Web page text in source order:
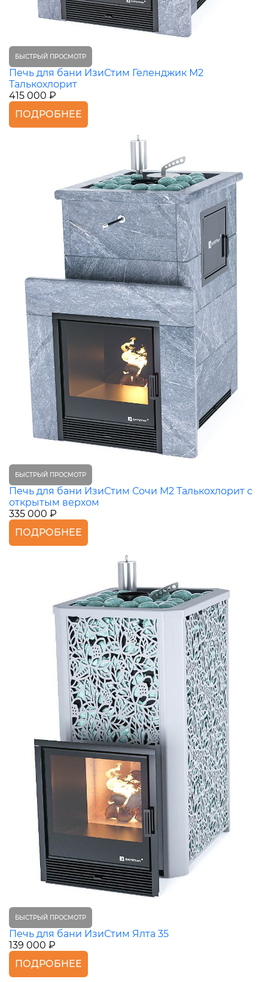
БЫСТРЫЙ ПРОСМОТР
Печь для бани ИзиСтим Геленджик М2
Талькохлорит
415 000 ₽
ПОДРОБНЕЕ
БЫСТРЫЙ ПРОСМОТР
Печь для бани ИзиСтим Сочи М2 Талькохлорит с
открытым верхом
335 000 ₽
ПОДРОБНЕЕ
БЫСТРЫЙ ПРОСМОТР
Печь для бани ИзиСтим Ялта 35
139 000 ₽
ПОДРОБНЕЕ